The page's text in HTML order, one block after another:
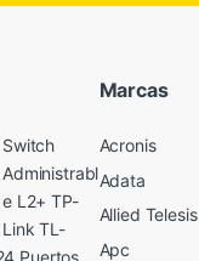
Switch
Administrabl
e L2+ TP-
Link TL-
Marcas
Acronis
Adata
Allied Telesis
Apc